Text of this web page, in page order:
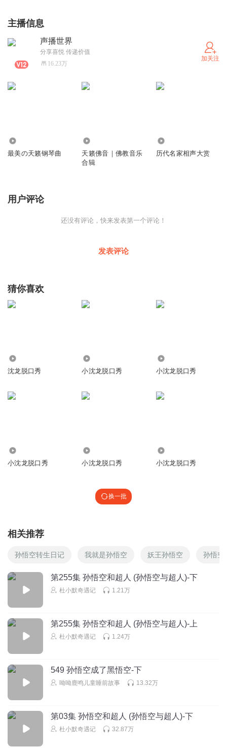
主播信息
声播世界
分享喜悦 传递价值
16.23万
加关注
最美の天籁钢琴曲
天籁佛音｜佛教音乐
合辑
历代名家相声大赏
用户评论
还没有评论，快来发表第一个评论！
发表评论
猜你喜欢
沈龙脱口秀 小沈龙脱口秀 小沈龙脱口秀
小沈龙脱口秀 小沈龙脱口秀 小沈龙脱口秀
换一批
相关推荐
孙悟空转生日记 我就是孙悟空 妖王孙悟空 孙悟空
第255集 孙悟空和超人 (孙悟空与超人)-下
杜小默奇遇记 1.21万
第255集 孙悟空和超人 (孙悟空与超人)-上
杜小默奇遇记 1.24万
549 孙悟空成了黑悟空-下
呦呦鹿鸣儿童睡前故事 13.32万
第03集 孙悟空和超人 (孙悟空与超人)-下
杜小默奇遇记 32.87万